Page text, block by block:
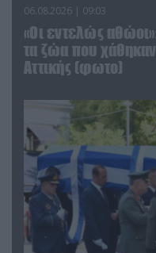
06.08.2026 | 09:03
«Οι εντελώς
τα ζώα που χάθηκαν
Αττικής (φωτο)